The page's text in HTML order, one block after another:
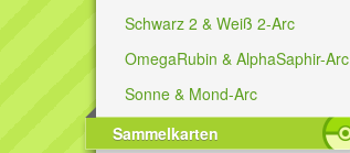
Schwarz 2 & Weiß 2-Arc
OmegaRubin & AlphaSaphir-Arc
Sonne & Mond-Arc
Sammelkarten